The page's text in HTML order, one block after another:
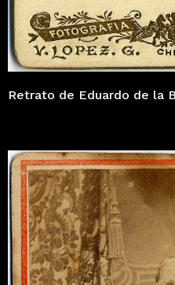
Retrato de Eduardo de la